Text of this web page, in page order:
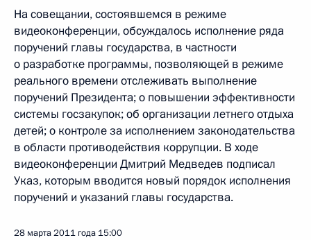
На совещании, состоявшемся в режиме
видеоконференции, обсуждалось исполнение ряда
поручений главы государства, в частности
о разработке программы, позволяющей в режиме
реального времени отслеживать выполнение
поручений Президента; о повышении эффективности
системы госзакупок; об организации летнего отдыха
детей; о контроле за исполнением законодательства
в области противодействия коррупции. В ходе
видеоконференции Дмитрий Медведев подписал
Указ, которым вводится новый порядок исполнения
поручений и указаний главы государства.
28 марта 2011 года 15:00